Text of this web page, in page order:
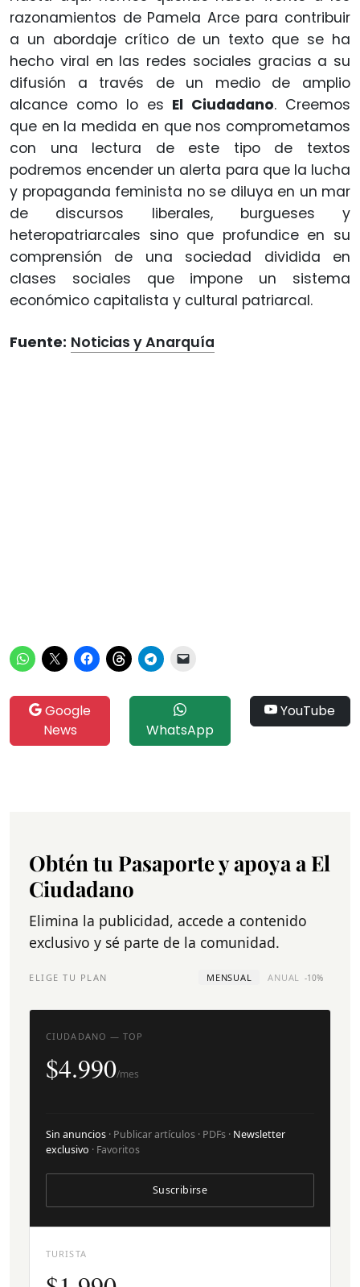
razonamientos de Pamela Arce para contribuir
a un abordaje crítico de un texto que se ha
hecho viral en las redes sociales gracias a su
difusión a través de un medio de amplio
alcance como lo es El Ciudadano. Creemos
que en la medida en que nos comprometamos
con una lectura de este tipo de textos
podremos encender un alerta para que la lucha
y propaganda feminista no se diluya en un mar
de discursos liberales, burgueses y
heteropatriarcales sino que profundice en su
comprensión de una sociedad dividida en
clases sociales que impone un sistema
económico capitalista y cultural patriarcal.
Fuente: Noticias y Anarquía
Google
News
WhatsApp
YouTube
Obtén tu Pasaporte y apoya a El
Ciudadano
Elimina la publicidad, accede a contenido
exclusivo y sé parte de la comunidad.
ELIGE TU PLAN MENSUAL ANUAL -10%
TURISTA
CIUDADANO — TOP
$4.990/mes
Sin anuncios · Publicar artículos · PDFs · Newsletter
exclusivo · Favoritos
Suscribirse